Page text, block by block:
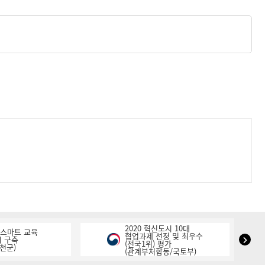
마트 교육
구축
군)
2020 혁신도시 10대
협업과제 선정 및 최우수
(전국1위) 평가
(관계부처합동/국토부)
NIPA